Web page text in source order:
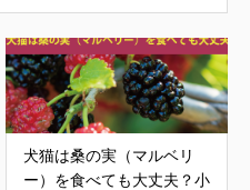
犬猫は桑の実（マルベリ
ー）を食べても大丈夫？小